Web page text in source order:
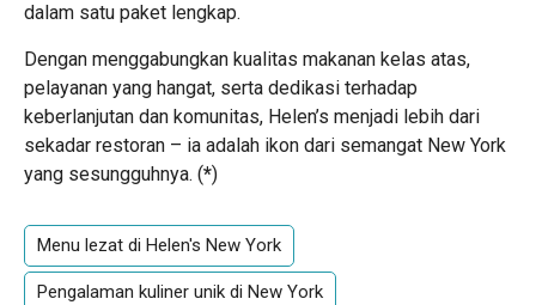
dalam satu paket lengkap.
Dengan menggabungkan kualitas makanan kelas atas,
pelayanan yang hangat, serta dedikasi terhadap
keberlanjutan dan komunitas, Helen’s menjadi lebih dari
sekadar restoran – ia adalah ikon dari semangat New York
yang sesungguhnya. (*)
Menu lezat di Helen's New York
Pengalaman kuliner unik di New York